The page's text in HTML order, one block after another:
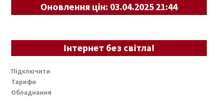
Оновлення цін: 03.04.2025 21:44
Інтернет без світла!
Підключити
Тарифи
Обладнання